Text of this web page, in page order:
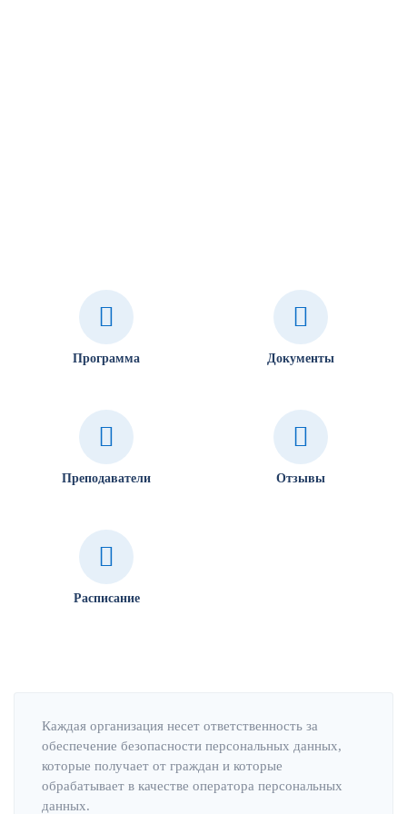
Программа Документы
Преподаватели Отзывы
Расписание
Каждая организация несет ответственность за
обеспечение безопасности персональных данных,
которые получает от граждан и которые
обрабатывает в качестве оператора персональных
данных.